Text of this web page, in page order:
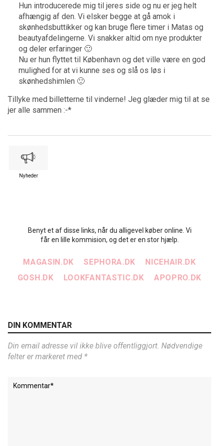
Hun introducerede mig til jeres side og nu er jeg helt
afhængig af den. Vi elsker begge at gå amok i
skønhedsbuttikker og kan bruge flere timer i Matas og
beautyafdelingerne. Vi snakker altid om nye produkter
og deler erfaringer 🙂
Nu er hun flyttet til København og det ville være en god
mulighed for at vi kunne ses og slå os løs i
skønhedshimlen 🙂
Tillyke med billetterne til vinderne! Jeg glæder mig til at se
jer alle sammen :-*
Nyheder
Benyt et af disse links, når du alligevel køber online. Vi
får en lille kommision, og det er en stor hjælp.
MAGASIN.DK SEPHORA.DK
NICEHAIR.DK
GOSH.DK
LOOKFANTASTIC.DK APOPRO.DK
DIN KOMMENTAR
Din email adresse vil ikke blive offentliggjort. Nødvendige
felter er markeret med *